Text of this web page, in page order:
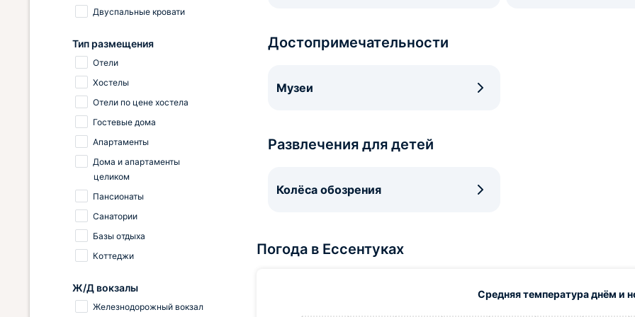
Достопримечательности
Музеи
Развлечения для детей
Колёса обозрения
Погода в Ессентуках
Средняя температура днём и
Двуспальные кровати
Тип размещения
Отели
Хостелы
Отели по цене хостела
Гостевые дома
Апартаменты
Дома и апартаменты
целиком
Пансионаты
Санатории
Базы отдыха
Коттеджи
Ж/Д вокзалы
Железнодорожный вокзал